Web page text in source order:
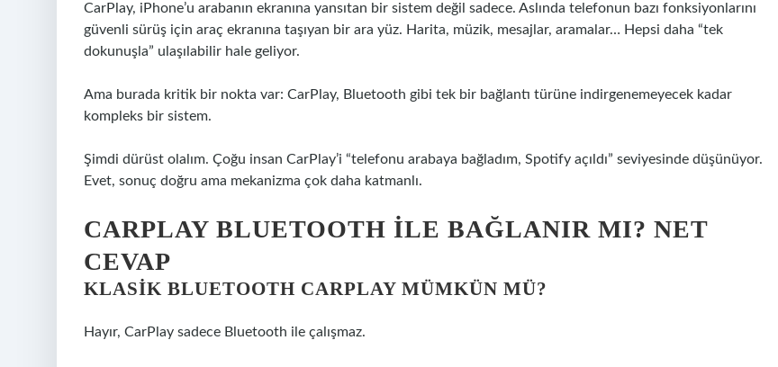
CarPlay, iPhone’u arabanın ekranına yansıtan bir sistem değil sadece. Aslında telefonun bazı fonksiyonlarını
güvenli sürüş için araç ekranına taşıyan bir ara yüz. Harita, müzik, mesajlar, aramalar… Hepsi daha “tek
dokunuşla” ulaşılabilir hale geliyor.
Ama burada kritik bir nokta var: CarPlay, Bluetooth gibi tek bir bağlantı türüne indirgenemeyecek kadar
kompleks bir sistem.
Şimdi dürüst olalım. Çoğu insan CarPlay’i “telefonu arabaya bağladım, Spotify açıldı” seviyesinde düşünüyor.
Evet, sonuç doğru ama mekanizma çok daha katmanlı.
CARPLAY BLUETOOTH ILE BAĞLANIR MI? NET
CEVAP
KLASIK BLUETOOTH CARPLAY MÜMKÜN MÜ?
Hayır, CarPlay sadece Bluetooth ile çalışmaz.